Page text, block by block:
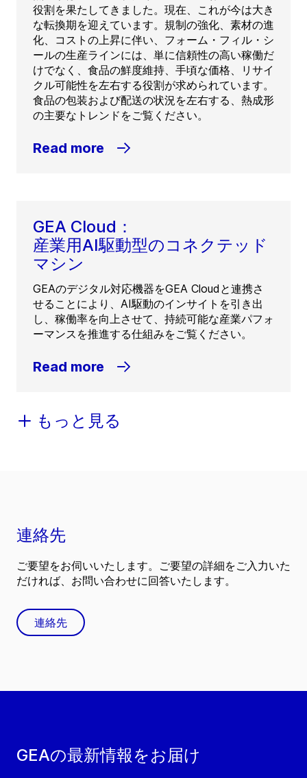
役割を果たしてきました。現在、これが今は大き
な転換期を迎えています。規制の強化、素材の進
化、コストの上昇に伴い、フォーム・フィル・シ
ールの生産ラインには、単に信頼性の高い稼働だ
けでなく、食品の鮮度維持、手頃な価格、リサイ
クル可能性を左右する役割が求められています。
食品の包装および配送の状況を左右する、熱成形
の主要なトレンドをご覧ください。
Read more
GEA Cloud：
産業用AI駆動型のコネクテッド
マシン
GEAのデジタル対応機器をGEA Cloudと連携さ
せることにより、AI駆動のインサイトを引き出
し、稼働率を向上させて、持続可能な産業パフォ
ーマンスを推進する仕組みをご覧ください。
Read more
もっと見る
GEAの最新情報をお届け
連絡先
ご要望をお伺いいたします。ご要望の詳細をご入力いた
だければ、お問い合わせに回答いたします。
連絡先